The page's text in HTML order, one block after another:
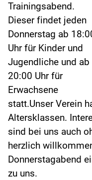
Trainingsabend.
Dieser findet jeden
Donnerstag ab
Uhr für Kinder und
Jugendliche und ab
20:00 Uhr für
Erwachsene
statt.Unser Verein
Altersklassen.
sind bei uns auch
herzlich
Donnerstagabend
zu uns.